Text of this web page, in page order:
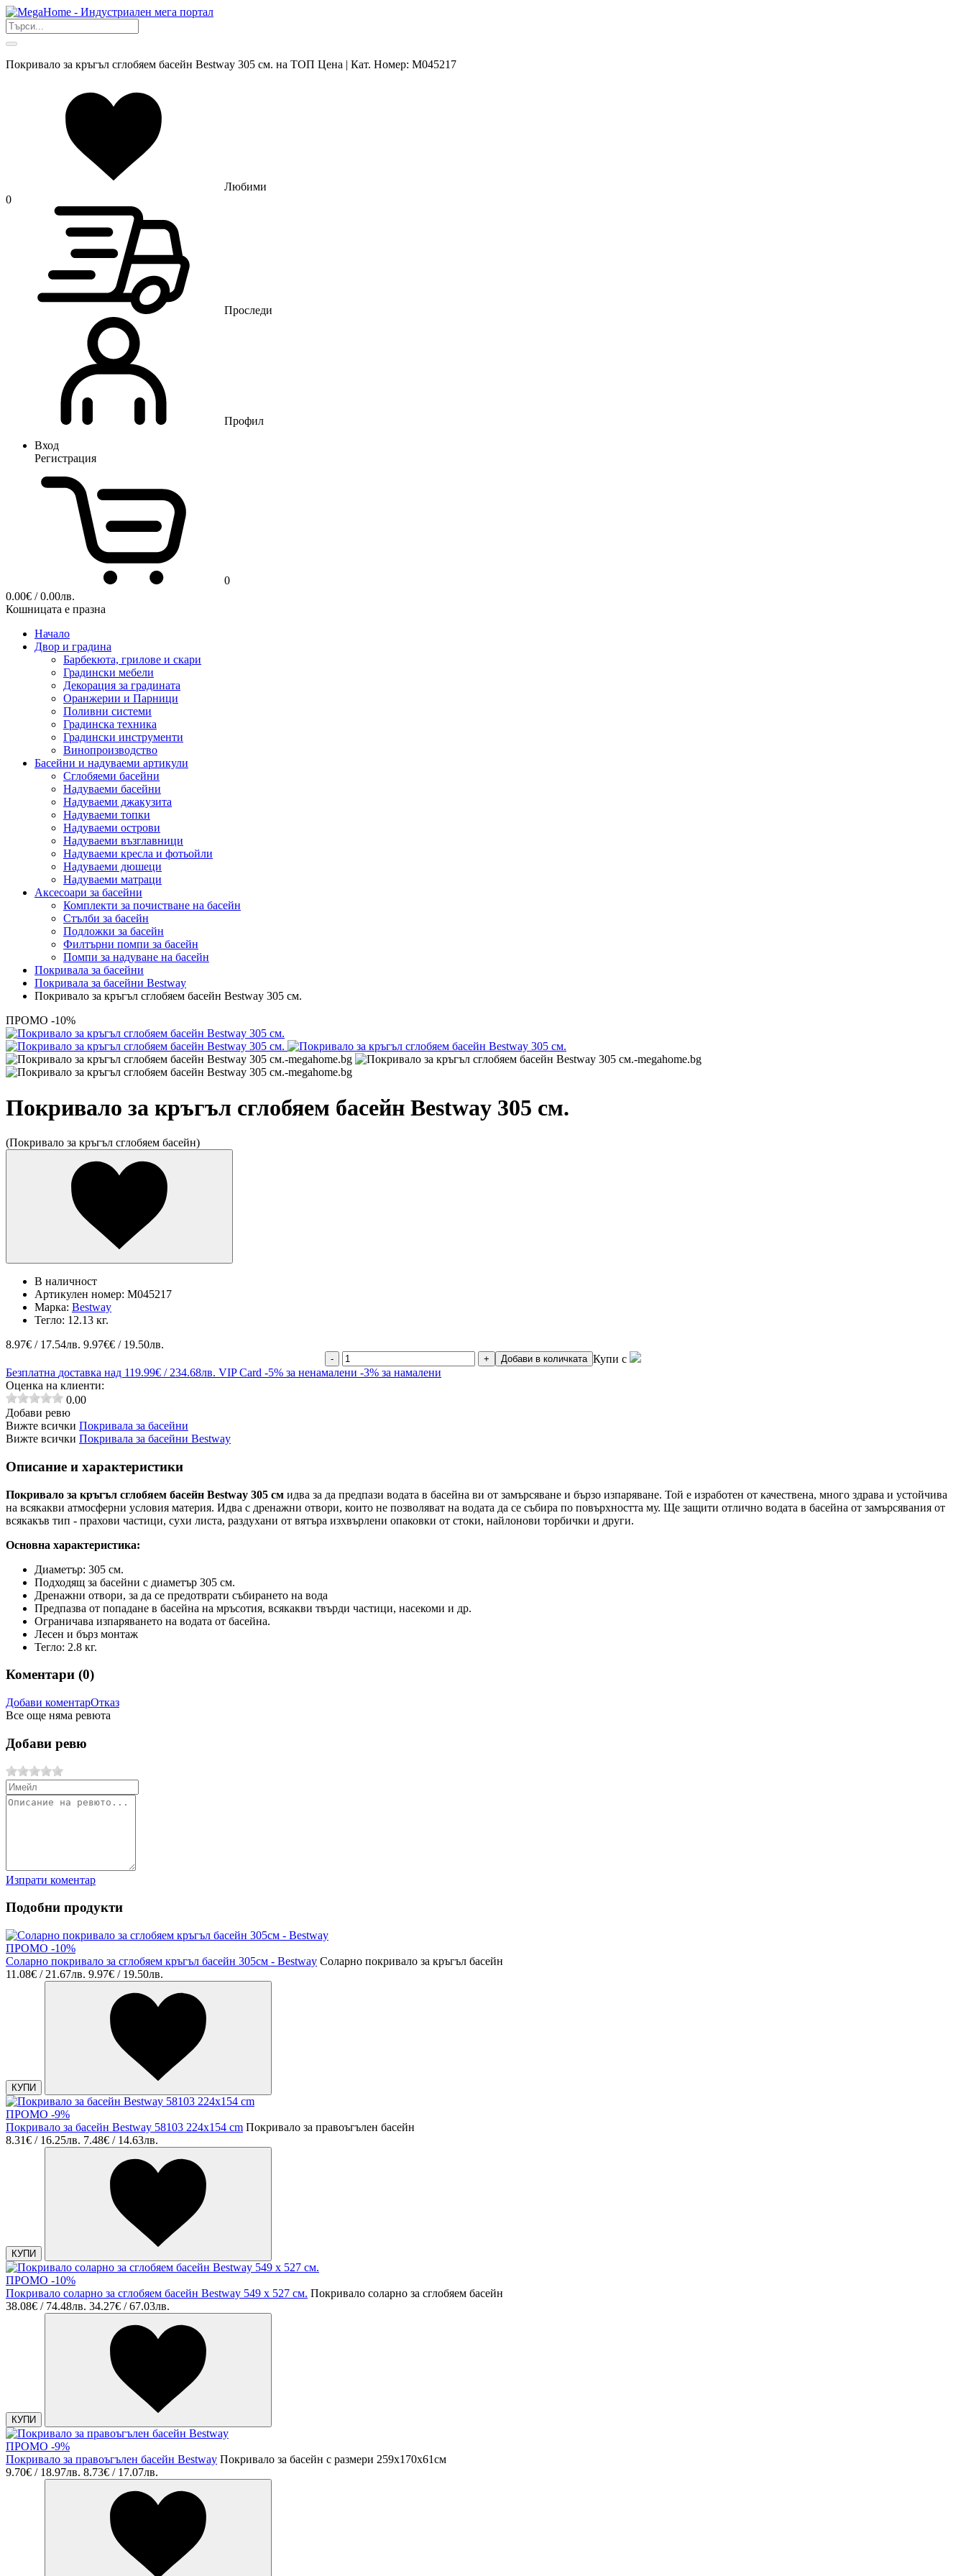
Покривало за кръгъл сглобяем басейн Bestway 305 см. на ТОП Цена | Кат. Номер: M045217
Любими
0
Проследи
Профил
Вход
Регистрация
0
0.00€ / 0.00лв.
Кошницата е празна
Начало
Двор и градина
Барбекюта, грилове и скари
Градински мебели
Декорация за градината
Оранжерии и Парници
Поливни системи
Градинска техника
Градински инструменти
Винопроизводство
Басейни и надуваеми артикули
Сглобяеми басейни
Надуваеми басейни
Надуваеми джакузита
Надуваеми топки
Надуваеми острови
Надуваеми възглавници
Надуваеми кресла и фотьойли
Надуваеми дюшеци
Надуваеми матраци
Аксесоари за басейни
Комплекти за почистване на басейн
Стълби за басейн
Подложки за басейн
Филтърни помпи за басейн
Помпи за надуване на басейн
Покривала за басейни
Покривала за басейни Bestway
Покривало за кръгъл сглобяем басейн Bestway 305 см.
ПРОМО -10%
Покривало за кръгъл сглобяем басейн Bestway 305 см.
(Покривало за кръгъл сглобяем басейн)
В наличност
Артикулен номер: M045217
Марка: Bestway
Тегло: 12.13 кг.
8.97€ / 17.54лв. 9.97€€ / 19.50лв.
- + Добави в количката Купи с
Безплатна доставка над 119.99€ / 234.68лв. VIP Card -5% за ненамалени -3% за намалени
Оценка на клиенти:
0.00
Добави ревю
Вижте всички Покривала за басейни
Вижте всички Покривала за басейни Bestway
Описание и характеристики
Покривало за кръгъл сглобяем басейн Bestway 305 см идва за да предпази водата в басейна ви от замърсяване и бързо изпаряване. Той е изработен от качествена, много здрава и устойчива
на всякакви атмосферни условия материя. Идва с дренажни отвори, които не позволяват на водата да се събира по повърхността му. Ще защити отлично водата в басейна от замърсявания от
всякакъв тип - прахови частици, сухи листа, раздухани от вятъра изхвърлени опаковки от стоки, найлонови торбички и други.
Основна характеристика:
Диаметър: 305 см.
Подходящ за басейни с диаметър 305 см.
Дренажни отвори, за да се предотврати събирането на вода
Предпазва от попадане в басейна на мръсотия, всякакви твърди частици, насекоми и др.
Ограничава изпаряването на водата от басейна.
Лесен и бърз монтаж
Тегло: 2.8 кг.
Коментари (0)
Добави коментарОтказ
Все още няма ревюта
Добави ревю
Изпрати коментар
Подобни продукти
ПРОМО -10%
Соларно покривало за сглобяем кръгъл басейн 305см - Bestway Соларно покривало за кръгъл басейн
11.08€ / 21.67лв. 9.97€ / 19.50лв.
КУПИ
ПРОМО -9%
Покривало за басейн Bestway 58103 224x154 cm Покривало за правоъгълен басейн
8.31€ / 16.25лв. 7.48€ / 14.63лв.
КУПИ
ПРОМО -10%
Покривало соларно за сглобяем басейн Bestway 549 x 527 см. Покривало соларно за сглобяем басейн
38.08€ / 74.48лв. 34.27€ / 67.03лв.
КУПИ
ПРОМО -9%
Покривало за правоъгълен басейн Bestway Покривало за басейн с размери 259x170x61см
9.70€ / 18.97лв. 8.73€ / 17.07лв.